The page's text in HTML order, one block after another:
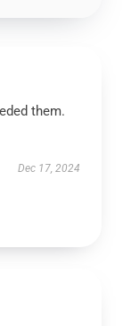
them.
Dec 17, 2024